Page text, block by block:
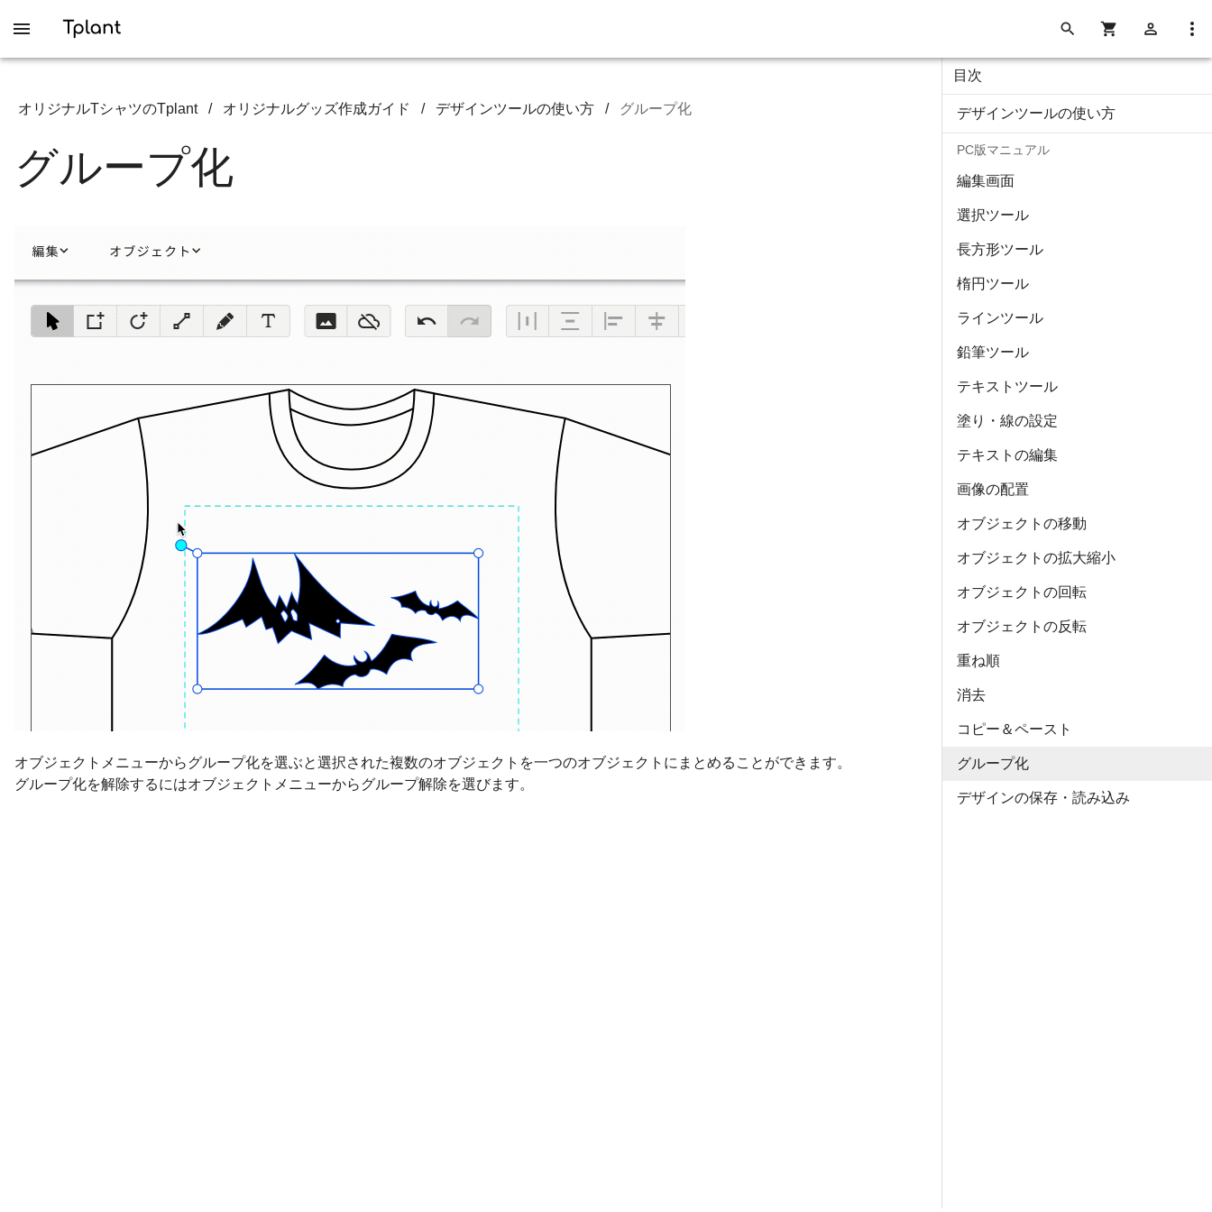
オリジナルTシャツのTplant / オリジナルグッズ作成ガイド / デザインツールの使い方 / グループ化
グループ化
オブジェクトメニューからグループ化を選ぶと選択された複数のオブジェクトを一つのオブジェクトにまとめることができます。
グループ化を解除するにはオブジェクトメニューからグループ解除を選びます。
目次
デザインツールの使い方
PC版マニュアル
編集画面
選択ツール
長方形ツール
楕円ツール
ラインツール
鉛筆ツール
テキストツール
塗り・線の設定
テキストの編集
画像の配置
オブジェクトの移動
オブジェクトの拡大縮小
オブジェクトの回転
オブジェクトの反転
重ね順
消去
コピー＆ペースト
グループ化
デザインの保存・読み込み